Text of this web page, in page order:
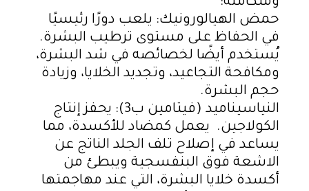
حمض الهيالورونيك:يلعب دورًا رئيسيًا
في الحفاظ على مستوى ترطيب البشرة.
يُستخدم أيضًا لخصائصه في شد البشرة،
ومكافحة التجاعيد، وتجديد الخلايا، وزيادة
حجم البشرة.
النياسيناميد (فيتامين ب3)
: يحفز إنتاج
الكولاجين. يعمل كمضاد للأكسدة، مما
يساعد في إصلاح تلف الجلد الناتج عن
الاشعة فوق البنفسجية ويبطئ من
أكسدة خلايا البشرة، التي عند مهاجمتها